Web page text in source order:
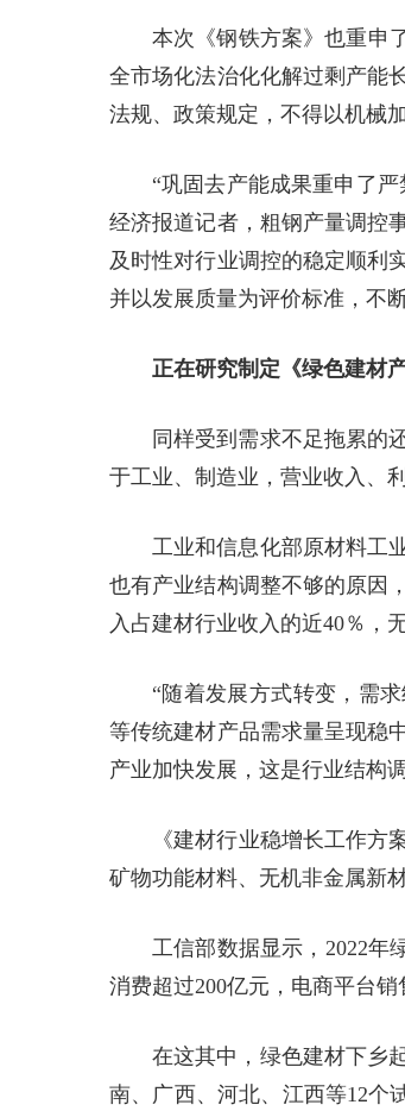
本次《钢铁方案》也重申
全市场化法治化化解过剩产能
法规、政策规定，不得以机械
“巩固去产能成果重申了
经济报道记者，粗钢产量调控
及时性对行业调控的稳定顺利
并以发展质量为评价标准，不
正在研究制定《绿色建材
同样受到需求不足拖累的
于工业、制造业，营业收入、
工业和信息化部原材料工
也有产业结构调整不够的原因
入占建材行业收入的近40％，
“随着发展方式转变，需
等传统建材产品需求量呈现稳
产业加快发展，这是行业结构
《建材行业稳增长工作方
矿物功能材料、无机非金属新
工信部数据显示，2022年
消费超过200亿元，电商平台销
在这其中，绿色建材下乡
南、广西、河北、江西等12个